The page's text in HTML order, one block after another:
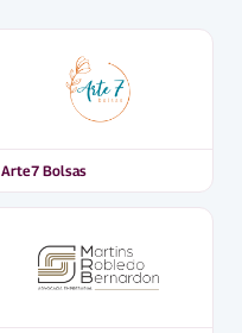
Arte7 Bolsas